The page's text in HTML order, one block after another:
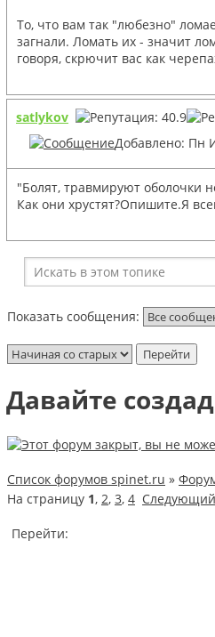
То, что вам так "любезно"
загнали. Ломать их - значит
говоря, скрючит вас как
satlykov
Добавлено: Пн
"Болят, травмируют оболочки
Как они хрустят?Опишите.Я
Показать сообщения:
Давайте
Список форумов spinet.ru »
На страницу 1, 2, 3, 4 Следующий
Перейти: